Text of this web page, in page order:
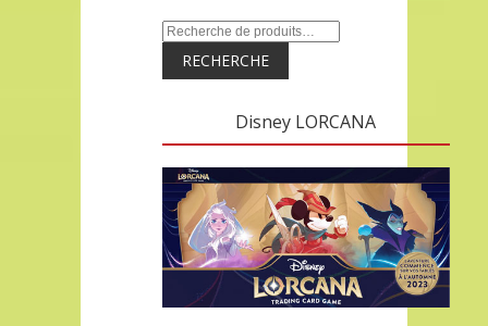
RECHERCHE
Disney LORCANA